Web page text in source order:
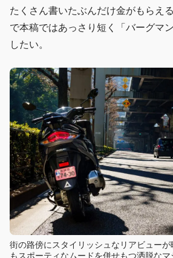
たくさん書いたぶんだけ金がもらえ
で本稿ではあっさり短く「バーグマ
したい。
街の路傍にスタイリッシュなリアビュー
もスポーティなムードを併せもつ洒脱なマ